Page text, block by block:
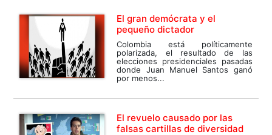
El gran demócrata y el
pequeño dictador
Colombia está políticamente
polarizada, el resultado de las
elecciones presidenciales pasadas
donde Juan Manuel Santos ganó
por menos...
El revuelo causado por las
falsas cartillas de diversidad